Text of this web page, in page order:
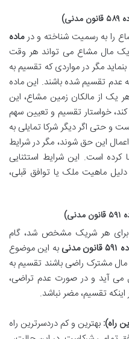
را به رسمیت شناخته و درماده
مال مشاع می تواند هر وقت
مگر در مواردی که تقسیم به
عدم تقسیم شده باشند. این ماده
یک از مالکان زمین مشاع، این
خواستار تقسیم و تعیین سهم
و حتی اگر دیگر شرکا تمایلی به
این حق شوند، مگر در شرایط
کرده است. این شرایط استثنایی
ماهیت ملک یا توافق قبلی،
هر شریک مشخص شد، گام
مدنی
به این موضوع
مال مشترک راضی باشند تقسیم به
می آید و در صورت عدم تراضی،
تقسیم، مضر نباشد.
راه): بهترین و کم دردسرترین راه